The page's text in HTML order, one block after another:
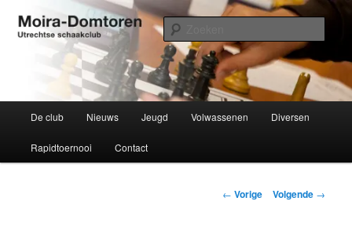
naar
Moira-Domtoren
Utrechtse schaakclub opgericht 1934
De club Nieuws Jeugd Volwassenen Diversen
Rapidtoernooi Contact
Bericht
← Vorige Volgende →